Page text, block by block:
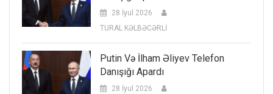
28 İyul 2026
TURAL KƏLBƏCƏRLİ
Putin Və İlham Əliyev Telefon
Danışığı Apardı
28 İyul 2026